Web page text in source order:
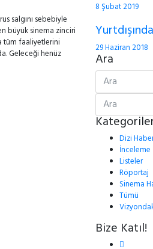
salgını sebebiyle
büyük sinema zinciri
tüm faaliyetlerini
Geleceği henüz
8 Şubat 2019
29 Haziran 2018
Ara
Dizi
İnceleme
Listeler
Röportaj
Sinema
Tümü
Bize Katıl!